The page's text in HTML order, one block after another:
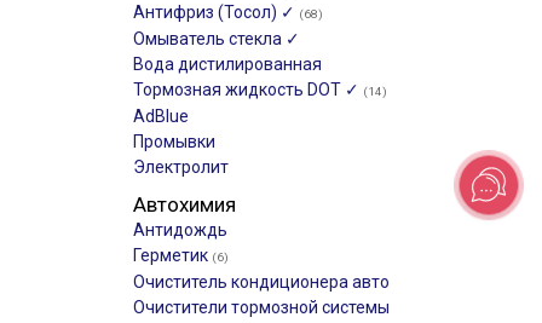
Антифриз (Тосол) ✓ (68)
Омыватель стекла ✓
Вода дистилированная
Тормозная жидкость DOT ✓ (14)
AdBlue
Промывки
Электролит
Автохимия
Антидождь
Герметик (6)
Очиститель кондиционера авто
Очистители тормозной системы